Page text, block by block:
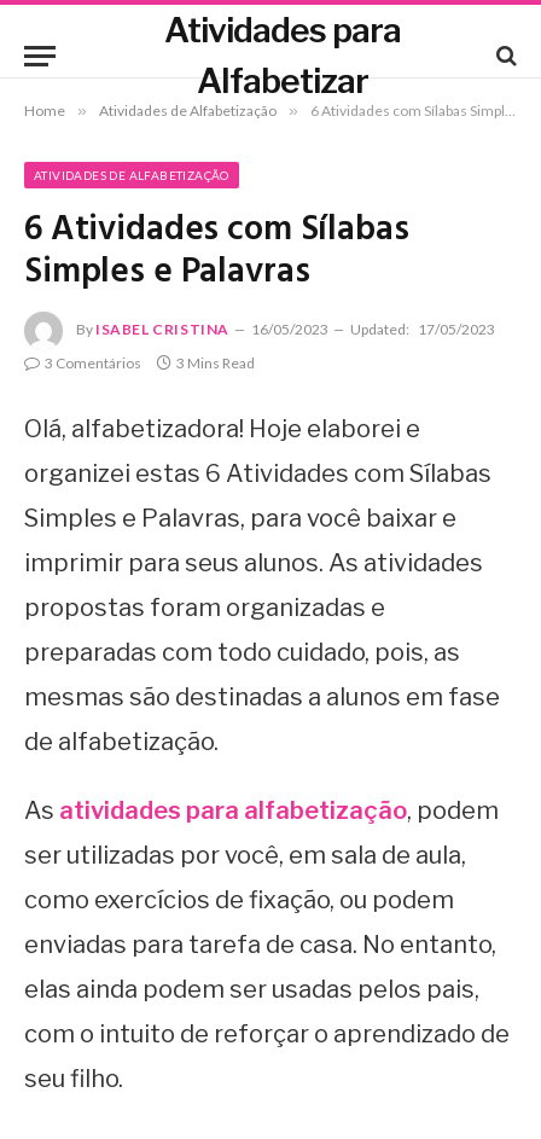
Atividades para
Alfabetizar
Home » Atividades de Alfabetização » 6 Atividades com Sílabas Simples e Palavras
ATIVIDADES DE ALFABETIZAÇÃO
6 Atividades com Sílabas
Simples e Palavras
By ISABEL CRISTINA 16/05/2023 Updated:
17/05/2023
3 Comentários
3 Mins Read
Olá, alfabetizadora! Hoje elaborei e
organizei estas 6 Atividades com Sílabas
Simples e Palavras, para você baixar e
imprimir para seus alunos. As atividades
propostas foram organizadas e
preparadas com todo cuidado, pois, as
mesmas são destinadas a alunos em fase
de alfabetização.
As atividades para alfabetização, podem
ser utilizadas por você, em sala de aula,
como exercícios de fixação, ou podem
enviadas para tarefa de casa. No entanto,
elas ainda podem ser usadas pelos pais,
com o intuito de reforçar o aprendizado de
seu filho.